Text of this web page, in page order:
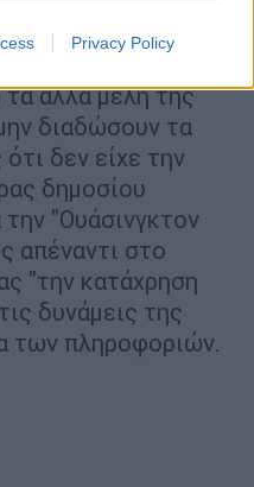
Privacy Policy
Ποστ".
τα άλλα μέλη της
διαδώσουν τα
δεν είχε την
δημοσίου
"Ουάσινγκτον
απέναντι στο
"την κατάχρηση
δυνάμεις της
των πληροφοριών.